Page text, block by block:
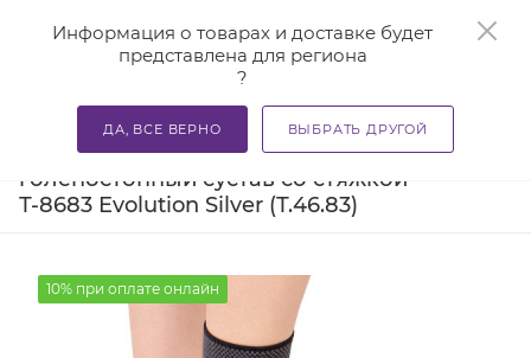
Информация о товарах и доставке будет
представлена для региона
?
ДА, ВСЕ ВЕРНО ВЫБРАТЬ ДРУГОЙ
Главная — Каталог — Бандажи и корсеты — Ортезы и
Бандаж компрессионный на
голеностопный сустав со стяжкой
Т-8683 Evolution Silver (Т.46.83)
10% при оплате онлайн